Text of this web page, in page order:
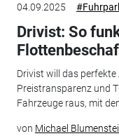
04.09.2025
Drivist: So
Drivist will das
Preistransparenz und
Fahrzeuge raus, mit
von Michael